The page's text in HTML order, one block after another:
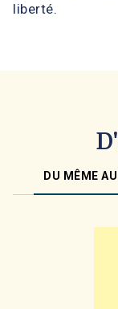
liberté.
DU MÊME